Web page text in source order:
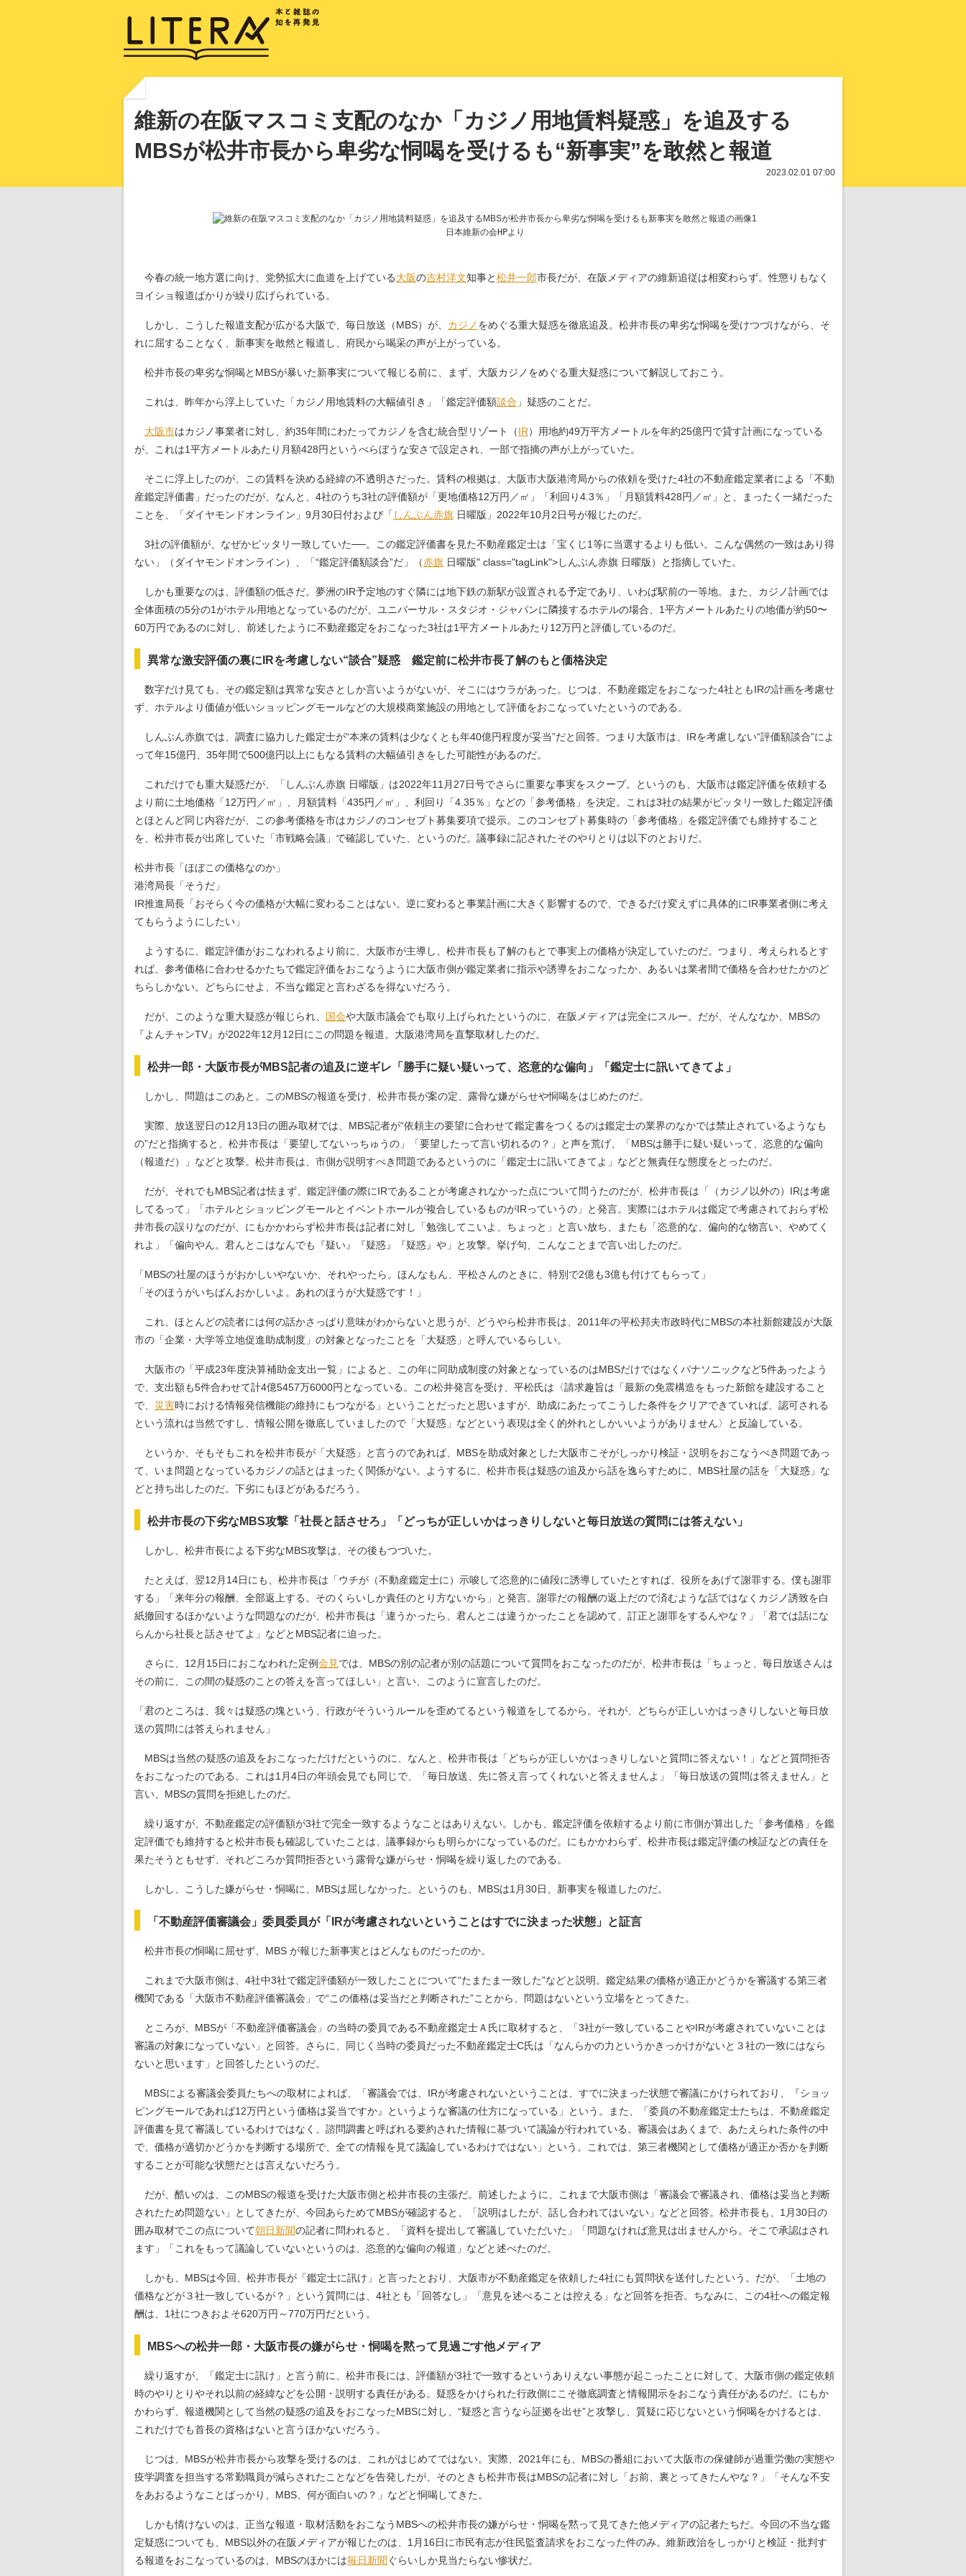
維新の在阪マスコミ支配のなか「カジノ用地賃料疑惑」を追及する
MBSが松井市長から卑劣な恫喝を受けるも“新事実”を敢然と報道
2023.02.01 07:00
日本維新の会HPより
今春の統一地方選に向け、党勢拡大に血道を上げている大阪の吉村洋文知事と松井一郎市長だが、在阪メディアの維新追従は相変わらず。性懲りもなく
ヨイショ報道ばかりが繰り広げられている。
しかし、こうした報道支配が広がる大阪で、毎日放送（MBS）が、 カジノ をめぐる重大疑惑を徹底追及。松井市長の卑劣な恫喝を受けつづけながら、そ
れに屈することなく、新事実を敢然と報道し、府民から喝采の声が上がっている。
松井市長の卑劣な恫喝とMBSが暴いた新事実について報じる前に、まず、大阪カジノをめぐる重大疑惑について解説しておこう。
これは、昨年から浮上していた「カジノ用地賃料の大幅値引き」「鑑定評価額談合 」疑惑のことだ。
大阪市はカジノ事業者に対し、約35年間にわたってカジノを含む統合型リゾート（IR）用地約49万平方メートルを年約25億円で貸す計画になっている
が、これは1平方メートルあたり月額428円というべらぼうな安さで設定され、一部で指摘の声が上がっていた。
そこに浮上したのが、この賃料を決める経緯の不透明さだった。賃料の根拠は、大阪市大阪港湾局からの依頼を受けた4社の不動産鑑定業者による「不動
産鑑定評価書」だったのだが、なんと、4社のうち3社の評価額が「更地価格12万円／㎡」「利回り4.3％」「月額賃料428円／㎡」と、まったく一緒だった
ことを、「ダイヤモンドオンライン」9月30日付および「 しんぶん赤旗 日曜版」2022年10月2日号が報じたのだ。
3社の評価額が、なぜかピッタリ一致していた──。この鑑定評価書を見た不動産鑑定士は「宝くじ1等に当選するよりも低い。こんな偶然の一致はあり得
ない」（ダイヤモンドオンライン）、「“鑑定評価額談合”だ」（赤旗 日曜版" class="tagLink">しんぶん赤旗 日曜版）と指摘していた。
しかも重要なのは、評価額の低さだ。夢洲のIR予定地のすぐ隣には地下鉄の新駅が設置される予定であり、いわば駅前の一等地。また、カジノ計画では
全体面積の5分の1がホテル用地となっているのだが、ユニバーサル・スタジオ・ジャパンに隣接するホテルの場合、1平方メートルあたりの地価が約50〜
60万円であるのに対し、前述したように不動産鑑定をおこなった3社は1平方メートルあたり12万円と評価しているのだ。
異常な激安評価の裏にIRを考慮しない“談合”疑惑 鑑定前に松井市長了解のもと価格決定
数字だけ見ても、その鑑定額は異常な安さとしか言いようがないが、そこにはウラがあった。じつは、不動産鑑定をおこなった4社ともIRの計画を考慮せ
ず、ホテルより価値が低いショッピングモールなどの大規模商業施設の用地として評価をおこなっていたというのである。
しんぶん赤旗では、調査に協力した鑑定士が“本来の賃料は少なくとも年40億円程度が妥当”だと回答。つまり大阪市は、IRを考慮しない“評価額談合”によ
って年15億円、35年間で500億円以上にもなる賃料の大幅値引きをした可能性があるのだ。
これだけでも重大疑惑だが、「しんぶん赤旗 日曜版」は2022年11月27日号でさらに重要な事実をスクープ。というのも、大阪市は鑑定評価を依頼する
より前に土地価格「12万円／㎡」、月額賃料「435円／㎡」、利回り「4.35％」などの「参考価格」を決定。これは3社の結果がピッタリ一致した鑑定評価
とほとんど同じ内容だが、この参考価格を市はカジノのコンセプト募集要項で提示。このコンセプト募集時の「参考価格」を鑑定評価でも維持すること
を、松井市長が出席していた「市戦略会議」で確認していた、というのだ。議事録に記されたそのやりとりは以下のとおりだ。
松井市長「ほぼこの価格なのか」
港湾局長「そうだ」
IR推進局長「おそらく今の価格が大幅に変わることはない。逆に変わると事業計画に大きく影響するので、できるだけ変えずに具体的にIR事業者側に考え
てもらうようにしたい」
ようするに、鑑定評価がおこなわれるより前に、大阪市が主導し、松井市長も了解のもとで事実上の価格が決定していたのだ。つまり、考えられるとす
れば、参考価格に合わせるかたちで鑑定評価をおこなうように大阪市側が鑑定業者に指示や誘導をおこなったか、あるいは業者間で価格を合わせたかのど
ちらしかない。どちらにせよ、不当な鑑定と言わざるを得ないだろう。
だが、このような重大疑惑が報じられ、 国会や大阪市議会でも取り上げられたというのに、在阪メディアは完全にスルー。だが、そんななか、MBSの
『よんチャンTV』が2022年12月12日にこの問題を報道。大阪港湾局を直撃取材したのだ。
松井一郎・大阪市長がMBS記者の追及に逆ギレ「勝手に疑い疑いって、恣意的な偏向」「鑑定士に訊いてきてよ」
しかし、問題はこのあと。このMBSの報道を受け、松井市長が案の定、露骨な嫌がらせや恫喝をはじめたのだ。
実際、放送翌日の12月13日の囲み取材では、MBS記者が“依頼主の要望に合わせて鑑定書をつくるのは鑑定士の業界のなかでは禁止されているようなも
の”だと指摘すると、松井市長は「要望してないっちゅうの」「要望したって言い切れるの？」と声を荒げ、「MBSは勝手に疑い疑いって、恣意的な偏向
（報道だ）」などと攻撃。松井市長は、市側が説明すべき問題であるというのに「鑑定士に訊いてきてよ」などと無責任な態度をとったのだ。
だが、それでもMBS記者は怯まず、鑑定評価の際にIRであることが考慮されなかった点について問うたのだが、松井市長は「（カジノ以外の）IRは考慮
してるって」「ホテルとショッピングモールとイベントホールが複合しているものがIRっていうの」と発言。実際にはホテルは鑑定で考慮されておらず松
井市長の誤りなのだが、にもかかわらず松井市長は記者に対し「勉強してこいよ、ちょっと」と言い放ち、またも「恣意的な、偏向的な物言い、やめてく
れよ」「偏向やん。君んとこはなんでも『疑い』『疑惑』『疑惑』や」と攻撃。挙げ句、こんなことまで言い出したのだ。
「MBSの社屋のほうがおかしいやないか、それやったら。ほんなもん、平松さんのときに、特別で2億も3億も付けてもらって」
「そのほうがいちばんおかしいよ。あれのほうが大疑惑です！」
これ、ほとんどの読者には何の話かさっぱり意味がわからないと思うが、どうやら松井市長は、2011年の平松邦夫市政時代にMBSの本社新館建設が大阪
市の「企業・大学等立地促進助成制度」の対象となったことを「大疑惑」と呼んでいるらしい。
大阪市の「平成23年度決算補助金支出一覧」によると、この年に同助成制度の対象となっているのはMBSだけではなくパナソニックなど5件あったよう
で、支出額も5件合わせて計4億5457万6000円となっている。この松井発言を受け、平松氏は〈請求趣旨は「最新の免震構造をもった新館を建設すること
で、 災害時における情報発信機能の維持にもつながる」ということだったと思いますが、助成にあたってこうした条件をクリアできていれば、認可される
という流れは当然ですし、情報公開を徹底していましたので「大疑惑」などという表現は全く的外れとしかいいようがありません〉と反論している。
というか、そもそもこれを松井市長が「大疑惑」と言うのであれば、MBSを助成対象とした大阪市こそがしっかり検証・説明をおこなうべき問題であっ
て、いま問題となっているカジノの話とはまったく関係がない。ようするに、松井市長は疑惑の追及から話を逸らすために、MBS社屋の話を「大疑惑」な
どと持ち出したのだ。下劣にもほどがあるだろう。
松井市長の下劣なMBS攻撃「社長と話させろ」「どっちが正しいかはっきりしないと毎日放送の質問には答えない」
しかし、松井市長による下劣なMBS攻撃は、その後もつづいた。
たとえば、翌12月14日にも、松井市長は「ウチが（不動産鑑定士に）示唆して恣意的に値段に誘導していたとすれば、役所をあげて謝罪する。僕も謝罪
する」「来年分の報酬、全部返上する。そのくらいしか責任のとり方ないから」と発言。謝罪だの報酬の返上だので済むような話ではなくカジノ誘致を白
紙撤回するほかないような問題なのだが、松井市長は「違うかったら、君んとこは違うかったことを認めて、訂正と謝罪をするんやな？」「君では話にな
らんから社長と話させてよ」などとMBS記者に迫った。
さらに、12月15日におこなわれた定例会見では、MBSの別の記者が別の話題について質問をおこなったのだが、松井市長は「ちょっと、毎日放送さんは
その前に、この間の疑惑のことの答えを言ってほしい」と言い、このように宣言したのだ。
「君のところは、我々は疑惑の塊という、行政がそういうルールを歪めてるという報道をしてるから。それが、どちらが正しいかはっきりしないと毎日放
送の質問には答えられません」
MBSは当然の疑惑の追及をおこなっただけだというのに、なんと、松井市長は「どちらが正しいかはっきりしないと質問に答えない！」などと質問拒否
をおこなったのである。これは1月4日の年頭会見でも同じで、「毎日放送、先に答え言ってくれないと答えませんよ」「毎日放送の質問は答えません」と
言い、MBSの質問を拒絶したのだ。
繰り返すが、不動産鑑定の評価額が3社で完全一致するようなことはありえない。しかも、鑑定評価を依頼するより前に市側が算出した「参考価格」を鑑
定評価でも維持すると松井市長も確認していたことは、議事録からも明らかになっているのだ。にもかかわらず、松井市長は鑑定評価の検証などの責任を
果たそうともせず、それどころか質問拒否という露骨な嫌がらせ・恫喝を繰り返したのである。
しかし、こうした嫌がらせ・恫喝に、MBSは屈しなかった。というのも、MBSは1月30日、新事実を報道したのだ。
「不動産評価審議会」委員委員が「IRが考慮されないということはすでに決まった状態」と証言
松井市長の恫喝に屈せず、MBS が報じた新事実とはどんなものだったのか。
これまで大阪市側は、4社中3社で鑑定評価額が一致したことについて“たまたま一致した”などと説明。鑑定結果の価格が適正かどうかを審議する第三者
機関である「大阪市不動産評価審議会」で“この価格は妥当だと判断された”ことから、問題はないという立場をとってきた。
ところが、MBSが「不動産評価審議会」の当時の委員である不動産鑑定士Ａ氏に取材すると、「3社が一致していることやIRが考慮されていないことは
審議の対象になっていない」と回答。さらに、同じく当時の委員だった不動産鑑定士C氏は「なんらかの力というかきっかけがないと３社の一致にはなら
ないと思います」と回答したというのだ。
MBSによる審議会委員たちへの取材によれば、「審議会では、IRが考慮されないということは、すでに決まった状態で審議にかけられており、『ショッ
ピングモールであれば12万円という価格は妥当ですか』というような審議の仕方になっている」という。また、「委員の不動産鑑定士たちは、不動産鑑定
評価書を見て審議しているわけではなく、諮問調書と呼ばれる要約された情報に基づいて議論が行われている。審議会はあくまで、あたえられた条件の中
で、価格が適切かどうかを判断する場所で、全ての情報を見て議論しているわけではない」という。これでは、第三者機関として価格が適正か否かを判断
することが可能な状態だとは言えないだろう。
だが、酷いのは、このMBSの報道を受けた大阪市側と松井市長の主張だ。前述したように、これまで大阪市側は「審議会で審議され、価格は妥当と判断
されたため問題ない」としてきたが、今回あらためてMBSが確認すると、「説明はしたが、話し合われてはいない」などと回答。松井市長も、1月30日の
囲み取材でこの点について朝日新聞の記者に問われると、「資料を提出して審議していただいた」「問題なければ意見は出ませんから。そこで承認はされ
ます」「これをもって議論していないというのは、恣意的な偏向の報道」などと述べたのだ。
しかも、MBSは今回、松井市長が「鑑定士に訊け」と言ったとおり、大阪市が不動産鑑定を依頼した4社にも質問状を送付したという。だが、「土地の
価格などが３社一致しているが？」という質問には、4社とも「回答なし」「意見を述べることは控える」など回答を拒否。ちなみに、この4社への鑑定報
酬は、1社につきおよそ620万円～770万円だという。
MBSへの松井一郎・大阪市長の嫌がらせ・恫喝を黙って見過ごす他メディア
繰り返すが、「鑑定士に訊け」と言う前に、松井市長には、評価額が3社で一致するというありえない事態が起こったことに対して、大阪市側の鑑定依頼
時のやりとりやそれ以前の経緯などを公開・説明する責任がある。疑惑をかけられた行政側にこそ徹底調査と情報開示をおこなう責任があるのだ。にもか
かわらず、報道機関として当然の疑惑の追及をおこなったMBSに対し、“疑惑と言うなら証拠を出せ”と攻撃し、質疑に応じないという恫喝をかけるとは、
これだけでも首長の資格はないと言うほかないだろう。
じつは、MBSが松井市長から攻撃を受けるのは、これがはじめてではない。実際、2021年にも、MBSの番組において大阪市の保健師が過重労働の実態や
疫学調査を担当する常勤職員が減らされたことなどを告発したが、そのときも松井市長はMBSの記者に対し「お前、裏とってきたんやな？」「そんな不安
をあおるようなことばっかり、MBS、何が面白いの？」などと恫喝してきた。
しかも情けないのは、正当な報道・取材活動をおこなうMBSへの松井市長の嫌がらせ・恫喝を黙って見てきた他メディアの記者たちだ。今回の不当な鑑
定疑惑についても、MBS以外の在阪メディアが報じたのは、1月16日に市民有志が住民監査請求をおこなった件のみ。維新政治をしっかりと検証・批判す
る報道をおこなっているのは、MBSのほかには毎日新聞 ぐらいしか見当たらない惨状だ。